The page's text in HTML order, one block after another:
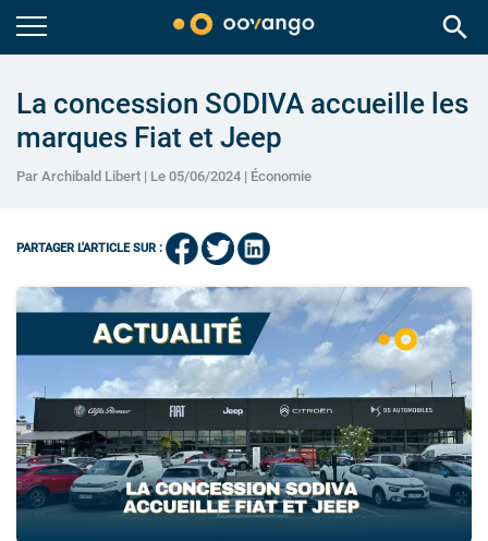
search
La concession SODIVA accueille les
marques Fiat et Jeep
Par Archibald Libert | Le 05/06/2024 | Économie
PARTAGER L'ARTICLE SUR :